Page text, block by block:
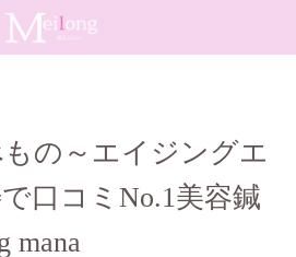
もの～エイジングエ
口コミNo.1美容鍼
mana